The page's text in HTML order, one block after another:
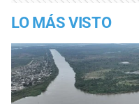
LO MÁS VISTO